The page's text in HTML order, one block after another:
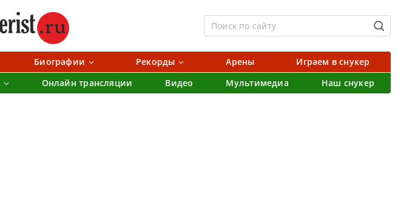
Биографии Рекорды Арены
Играем в снукер
Онлайн трансляции Видео Мультимедиа Наш снукер